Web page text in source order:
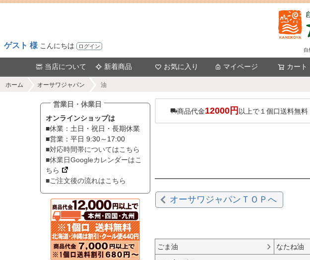
ゲスト 様 こんにちは ログイン
自
当店について 新着商品 お気に入り マイページ カート
ホーム オーサワジャパン 油
営業日・休業日
オンラインショップは
■休業：土日・祝日・長期休業
■営業：平日 9:30～17:00
■対応時間帯についてはこちら
■休業日Googleカレンダーはこ
ちら
■ご注文後の流れはこちら
商品代金12000円 以上で１個口送料無
オーサワジャパンＴＯＰへ
ごま油 なたね油